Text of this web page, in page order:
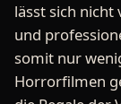
lässt sich nicht
und
somit nur
Horrorfilmen